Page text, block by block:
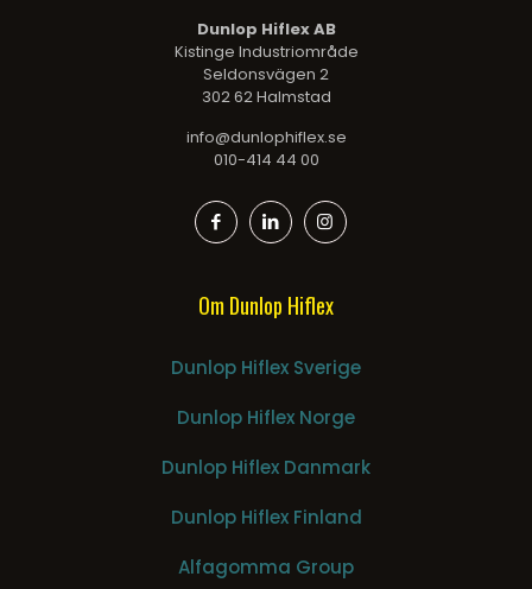
Dunlop Hiflex AB
Kistinge Industriområde
Seldonsvägen 2
302 62 Halmstad
info@dunlophiflex.se
010-414 44 00
Om Dunlop Hiflex
Dunlop Hiflex Sverige
Dunlop Hiflex Norge
Dunlop Hiflex Danmark
Dunlop Hiflex Finland
Alfagomma Group